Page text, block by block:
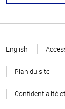
page
English
Plan du site
Confidentialité